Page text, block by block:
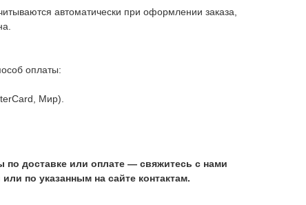
автоматически при оформлении заказа,
оплаты:
Мир).
по доставке или оплате — свяжитесь с нами
по указанным на сайте контактам.